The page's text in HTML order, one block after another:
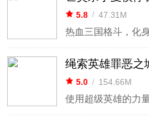
5.8 / 47.31M
绳索英雄罪恶之
5.0 / 154.66M